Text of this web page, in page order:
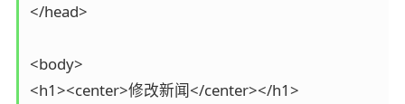
</head>
<body>
<h1><center>修改新闻</center></h1>